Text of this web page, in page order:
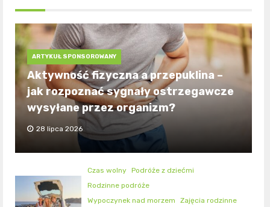
ARTYKUŁ SPONSOROWANY
Aktywność fizyczna a przepuklina –
jak rozpoznać sygnały ostrzegawcze
wysyłane przez organizm?
28 lipca 2026
Czas wolny Podróże z dziećmi
Rodzinne podróże
Wypoczynek nad morzem
Zajęcia rodzinne